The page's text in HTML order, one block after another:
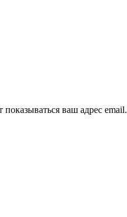
ваш адрес email.